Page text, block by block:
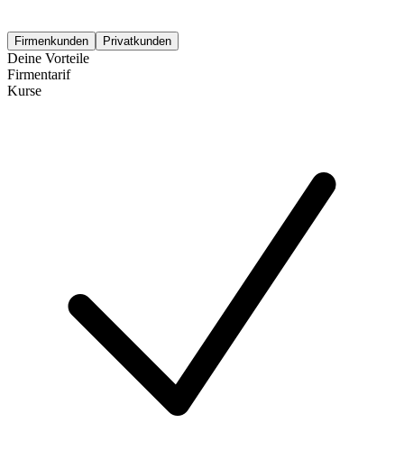
Firmenkunden Privatkunden
Deine Vorteile
Firmentarif
Kurse